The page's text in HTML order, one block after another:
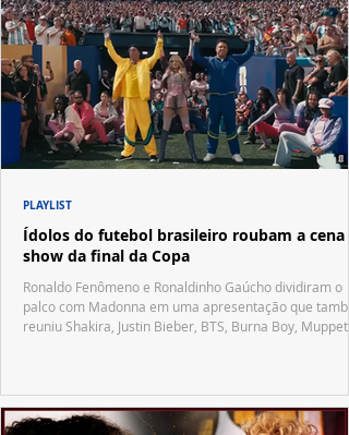
Ídolos do futebol brasileiro roubam a cena
show da final da Copa
Ronaldo Fenômeno e Ronaldinho Gaúcho dividiram o
palco com Madonna em uma apresentação que
reuniu Shakira, Justin Bieber, BTS, Burna Boy, Muppets,
PLAYLIST